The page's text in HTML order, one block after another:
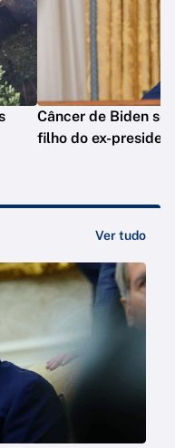
Câncer de Biden se
filho do ex-
Ver tudo